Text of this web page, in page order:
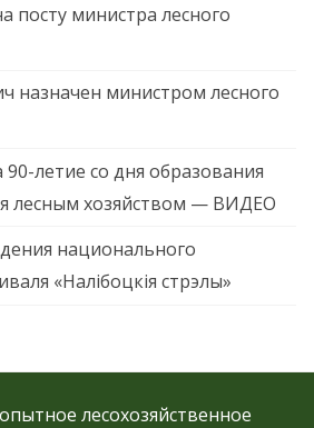
посту министра лесного
назначен министром лесного
летие со дня образования
лесным хозяйством — ВИДЕО
национального
«Налібоцкія стрэлы»
лесохозяйственное